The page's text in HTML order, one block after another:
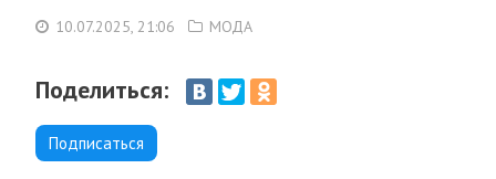
10.07.2025, 21:06 МОДА
Поделиться:
Подписаться